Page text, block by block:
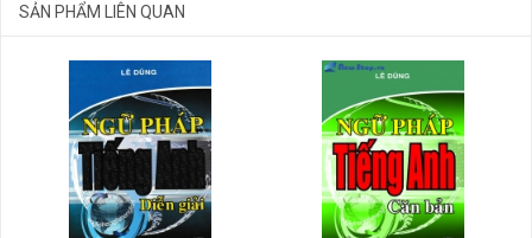
SẢN PHẨM LIÊN QUAN